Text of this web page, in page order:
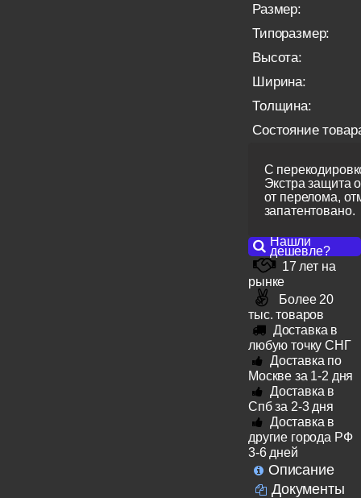
Размер:
Типоразмер:
Высота:
Ширина:
Толщина:
Состояние
С
Экстра защита
от перелома,
запатентовано.
Нашли
дешевле?
17 лет на
рынке
Более 20
тыс. товаров
Доставка в
любую точку СНГ
Доставка по
Москве за 1-2 дня
Доставка в
Спб за 2-3 дня
Доставка в
другие города РФ
3-6 дней
Описание
Документы